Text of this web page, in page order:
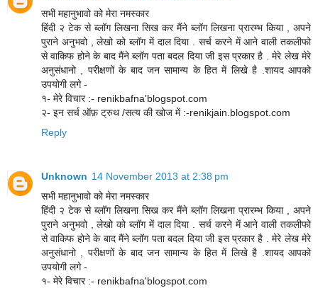
सभी महानुभावो को मेरा नमस्कार
हिंदी २ टेक से ब्लॉग लिखना सिख कर मैंने ब्लॉग लिखना प्रारम्भ किया , अपने
पुराने अनुभवो , लेखो को ब्लॉग में दाल दिया . सर्च करने में आने वाली तकलीफो
से वाकिफ होने के बाद मैंने ब्लॉग पता बदल दिया जी इस प्रकार है . मेरे लेख मेरे
अनुसंधानो , परीक्षणों के बाद जन सामान्य के हित में लिखे है .शायद आपको
उपयोगी लगे -
१- मेरे विचार :- renikbafna'blogspot.com
२- इन सर्च ऑफ़ ट्रुथ /सत्य की खोज में :-renikjain.blogspot.com
Reply
Unknown 14 November 2013 at 2:38 pm
सभी महानुभावो को मेरा नमस्कार
हिंदी २ टेक से ब्लॉग लिखना सिख कर मैंने ब्लॉग लिखना प्रारम्भ किया , अपने
पुराने अनुभवो , लेखो को ब्लॉग में दाल दिया . सर्च करने में आने वाली तकलीफो
से वाकिफ होने के बाद मैंने ब्लॉग पता बदल दिया जी इस प्रकार है . मेरे लेख मेरे
अनुसंधानो , परीक्षणों के बाद जन सामान्य के हित में लिखे है .शायद आपको
उपयोगी लगे -
१- मेरे विचार :- renikbafna'blogspot.com